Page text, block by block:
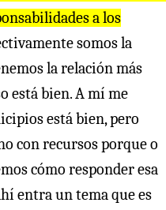
a los
somos la
la relación más
está bien. A mí me
está bien, pero
con recursos porque o
cómo responder esa
entra un tema que es